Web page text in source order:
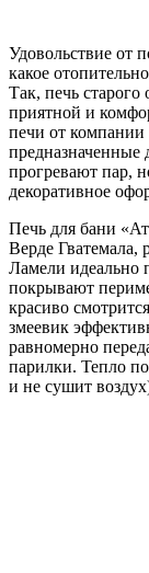
Удовольствие от
какое
Так, печь старого
приятной и
печи от
предназначенные
прогревают пар,
декоративное
Печь для бани
Верде Гватемала,
Ламели идеально
покрывают
красиво
змеевик
равномерно
парилки. Тепло
и не сушит